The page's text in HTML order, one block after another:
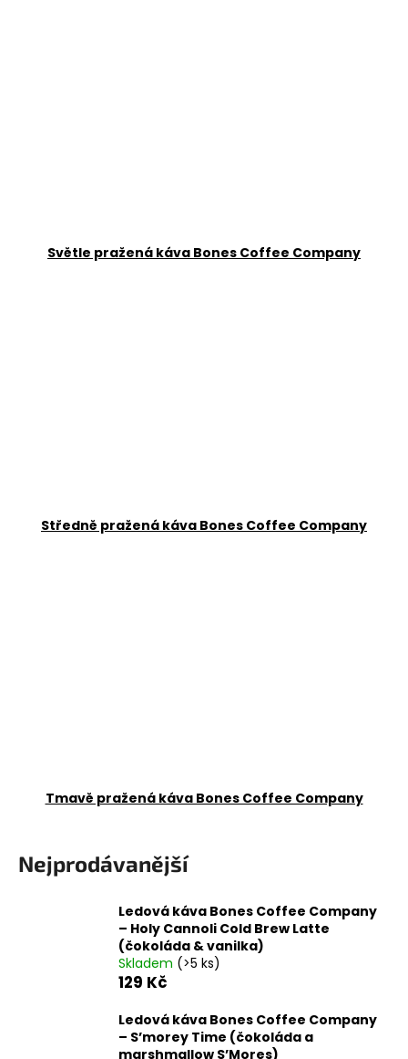
Světle pražená káva Bones Coffee Company
Středně pražená káva Bones Coffee Company
Tmavě pražená káva Bones Coffee Company
Nejprodávanější
Ledová káva Bones Coffee Company
– Holy Cannoli Cold Brew Latte
(čokoláda & vanilka)
Skladem (>5 ks)
129 Kč
Ledová káva Bones Coffee Company
– S’morey Time (čokoláda a
marshmallow S’Mores)